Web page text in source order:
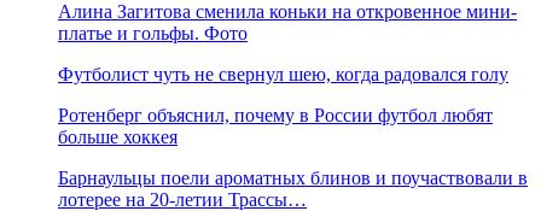
Алина Загитова сменила коньки на откровенное мини-
платье и гольфы. Фото
Футболист чуть не свернул шею, когда радовался голу
Ротенберг объяснил, почему в России футбол любят
больше хоккея
Барнаульцы поели ароматных блинов и поучаствовали в
лотерее на 20-летии Трассы…